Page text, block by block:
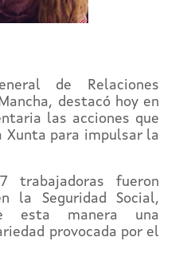
de Relaciones
destacó hoy en
las acciones que
Xunta para impulsar la
trabajadoras fueron
la Seguridad Social,
esta manera una
provocada por el